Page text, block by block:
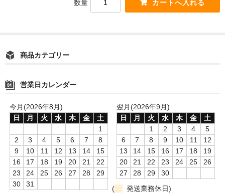
数量
商品カテゴリー
営業日カレンダー
今月(2026年8月)
日
月 火 水 木 金
土
1
2
3 4 5 6 7
8
9
10 11 12 13 14
15
16
17 18 19 20 21
22
23
24 25 26 27 28
29
30
31
翌月(2026年9月)
日
月 火 水 木 金
土
1
2 3 4
5
6
7 8 9 10 11
12
13
14 15 16 17 18
19
20
21 22 23 24 25
26
27
28 29
30
(
発送業務休日)